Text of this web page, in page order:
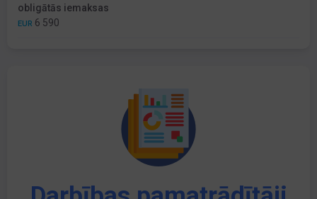
obligātās iemaksas
EUR 6 590